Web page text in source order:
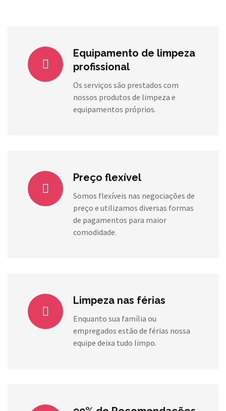
Equipamento de limpeza
profissional
Os serviços são prestados com
nossos produtos de limpeza e
equipamentos próprios.
Preço flexível
Somos flexíveis nas negociações de
preço e utilizamos diversas formas
de pagamentos para maior
comodidade.
Limpeza nas férias
Enquanto sua família ou
empregados estão de férias nossa
equipe deixa tudo limpo.